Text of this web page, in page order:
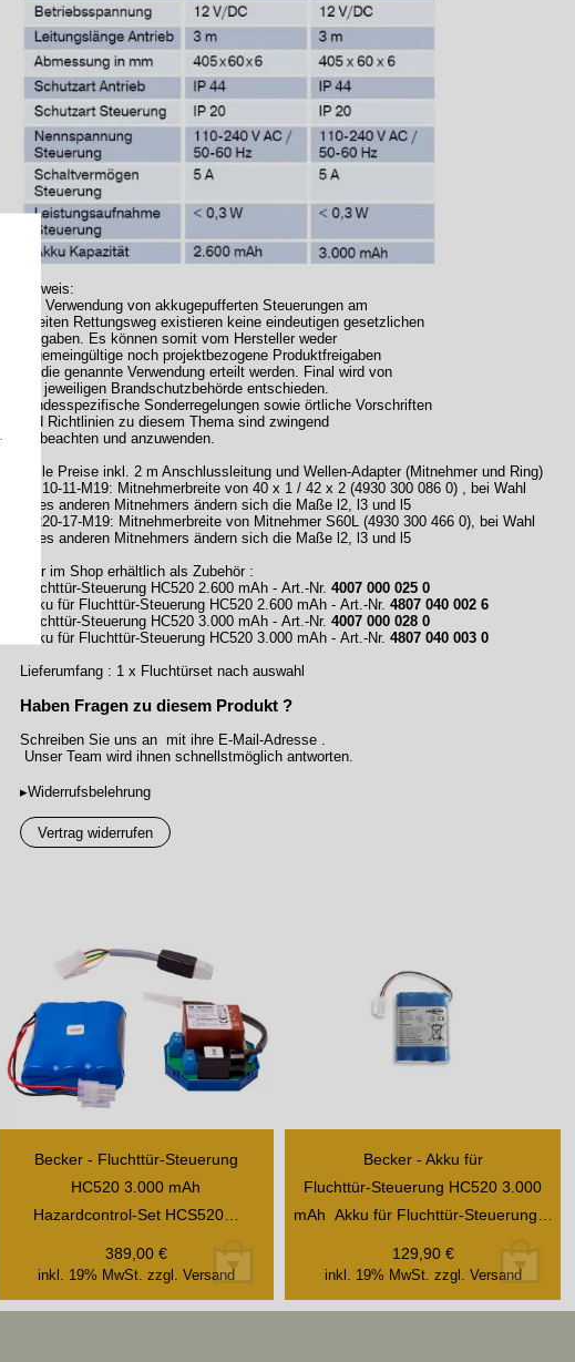
Hinweis:
Zur Verwendung von akkugepufferten Steuerungen am
zweiten Rettungsweg existieren keine eindeutigen gesetzlichen
Vorgaben. Es können somit vom Hersteller weder
allgemeingültige noch projektbezogene Produktfreigaben
für die genannte Verwendung erteilt werden. Final wird von
der jeweiligen Brandschutzbehörde entschieden.
Landesspezifische Sonderregelungen sowie örtliche Vorschriften
und Richtlinien zu diesem Thema sind zwingend
zu beachten und anzuwenden.
* Alle Preise inkl. 2 m Anschlussleitung und Wellen-Adapter (Mitnehmer und Ring)
2 P10-11-M19: Mitnehmerbreite von 40 x 1 / 42 x 2 (4930 300 086 0) , bei Wahl
eines anderen Mitnehmers ändern sich die Maße l2, l3 und l5
3 R20-17-M19: Mitnehmerbreite von Mitnehmer S60L (4930 300 466 0), bei Wahl
eines anderen Mitnehmers ändern sich die Maße l2, l3 und l5
Hier im Shop erhältlich als Zubehör :
Fluchttür-Steuerung HC520 2.600 mAh - Art.-Nr. 4007 000 025 0
Akku für Fluchttür-Steuerung HC520 2.600 mAh - Art.-Nr. 4807 040 002 6
Fluchttür-Steuerung HC520 3.000 mAh - Art.-Nr. 4007 000 028 0
Akku für Fluchttür-Steuerung HC520 3.000 mAh - Art.-Nr. 4807 040 003 0
Lieferumfang : 1 x Fluchtürset nach auswahl
Haben Fragen zu diesem Produkt ?
Schreiben Sie uns an mit ihre E-Mail-Adresse .
Unser Team wird ihnen schnellstmöglich antworten.
▸Widerrufsbelehrung
Vertrag widerrufen
Becker - Fluchttür-Steuerung
HC520 3.000 mAh
Hazardcontrol-Set HCS520…
inkl. 19% MwSt. zzgl. Versand
389,00€
Becker - Akku für
Fluchttür-Steuerung HC520 3.000
mAh Akku für Fluchttür-Steuerung…
inkl. 19% MwSt. zzgl. Versand
129,90€